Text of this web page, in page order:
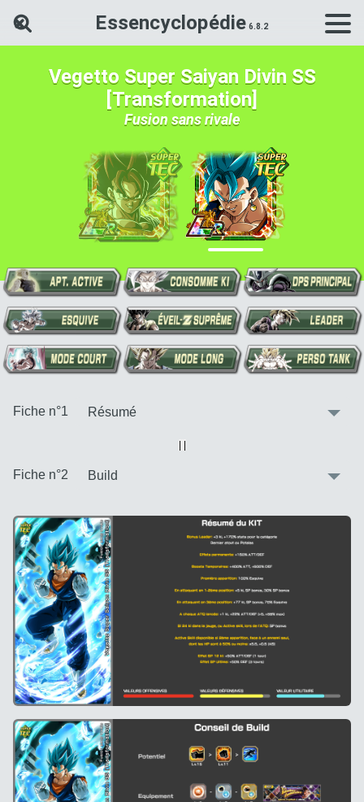
Essencyclopédie
Rechercher une carte Dokkan
Vegetto Super Saiyan Divin SS
[Transformation]
Fusion sans rivale
Fiche n°1
Vue alternative
| |
Fiche n°2